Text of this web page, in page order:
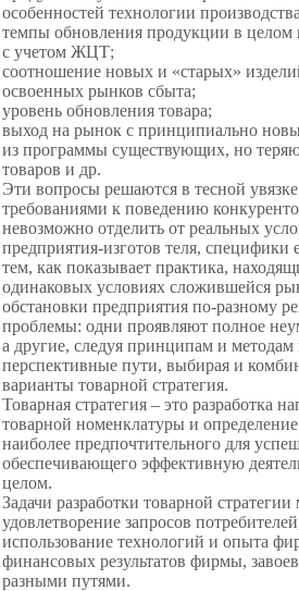
особенностей технологии
темпы обновления продукции в целом
с учетом ЖЦТ;
соотношение новых и «старых»
освоенных рынков сбыта;
уровень обновления товара;
выход на рынок с принципиально
из программы существующих, но
товаров и др.
Эти вопросы решаются в тесной
требованиями к поведению
невозможно отделить от реальных
предприятия-изготов теля, специфики
тем, как показывает практика,
одинаковых условиях сложившейся
обстановки предприятия по-разному
проблемы: одни проявляют полное
а другие, следуя принципам и методам
перспективные пути, выбирая и
варианты товарной стратегия.
Товарная стратегия – это разработка
товарной номенклатуры и
наиболее предпочтительного для
обеспечивающего эффективную
целом.
Задачи разработки товарной
удовлетворение запросов
использование технологий и опыта
финансовых результатов фирмы,
разными путями.